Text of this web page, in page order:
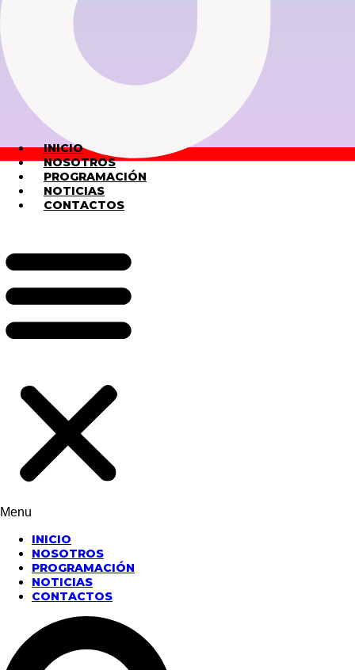
INICIO
NOSOTROS
PROGRAMACIÓN
NOTICIAS
CONTACTOS
Menu
INICIO
NOSOTROS
PROGRAMACIÓN
NOTICIAS
CONTACTOS